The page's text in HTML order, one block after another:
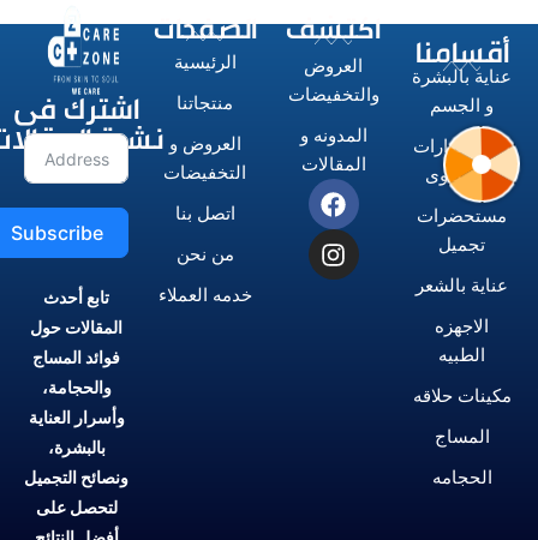
أقسامنا
عناية بالبشرة
و الجسم
الاستشوارات
و المكاوى
مستحضرات
تجميل
عناية بالشعر
الاجهزه
الطبيه
مكينات حلاقه
المساج
الحجامه
اكتشف
العروض
والتخفيضات
المدونه و
المقالات
الصفحات
الرئيسية
منتجاتنا
العروض و
التخفيضات
اتصل بنا
من نحن
خدمه العملاء
اشترك فى
نشرة
Subscribe
تابع أحدث
المقالات حول
فوائد المساج
والحجامة،
وأسرار العناية
بالبشرة،
ونصائح التجميل
لتحصل على